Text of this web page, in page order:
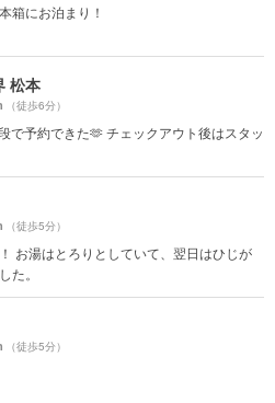
箱にお泊まり！
松本
（徒歩6分）
で予約できた🫶 チェックアウト後はスタッ
（徒歩5分）
お湯はとろりとしていて、翌日はひじが
た。
（徒歩5分）